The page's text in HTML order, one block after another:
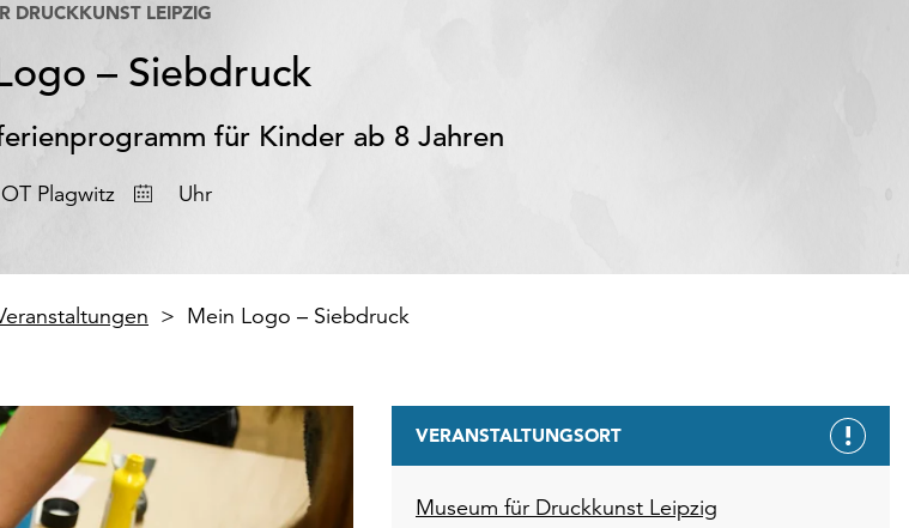
DRUCKKUNST LEIPZIG
– Siebdruck
für Kinder ab 8 Jahren
Plagwitz DatumUhr
Mein Logo – Siebdruck
VERANSTALTUNGSORT
Museum für Druckkunst Leipzig